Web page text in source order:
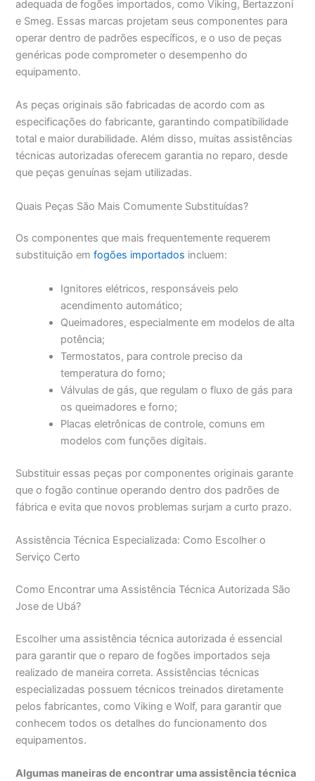
adequada de fogões importados, como Viking, Bertazzoni
e Smeg. Essas marcas projetam seus componentes para
operar dentro de padrões específicos, e o uso de peças
genéricas pode comprometer o desempenho do
equipamento.
As peças originais são fabricadas de acordo com as
especificações do fabricante, garantindo compatibilidade
total e maior durabilidade. Além disso, muitas assistências
técnicas autorizadas oferecem garantia no reparo, desde
que peças genuínas sejam utilizadas.
Quais Peças São Mais Comumente Substituídas?
Os componentes que mais frequentemente requerem
substituição emfogões importados incluem:
Ignitores elétricos, responsáveis pelo
acendimento automático;
Queimadores, especialmente em modelos de alta
potência;
Termostatos, para controle preciso da
temperatura do forno;
Válvulas de gás, que regulam o fluxo de gás para
os queimadores e forno;
Placas eletrônicas de controle, comuns em
modelos com funções digitais.
Substituir essas peças por componentes originais garante
que o fogão continue operando dentro dos padrões de
fábrica e evita que novos problemas surjam a curto prazo.
Assistência Técnica Especializada: Como Escolher o
Serviço Certo
Como Encontrar uma Assistência Técnica Autorizada São
Jose de Ubá?
Escolher uma assistência técnica autorizada é essencial
para garantir que o reparo de fogões importados seja
realizado de maneira correta. Assistências técnicas
especializadas possuem técnicos treinados diretamente
pelos fabricantes, como Viking e Wolf, para garantir que
conhecem todos os detalhes do funcionamento dos
equipamentos.
Algumas maneiras de encontrar uma assistência técnica